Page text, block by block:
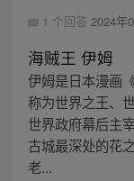
1 个回答 2024年
海贼王 伊姆
伊姆是日本漫画
称为世界之王、
世界政府幕后主
古城最深处的花
老...